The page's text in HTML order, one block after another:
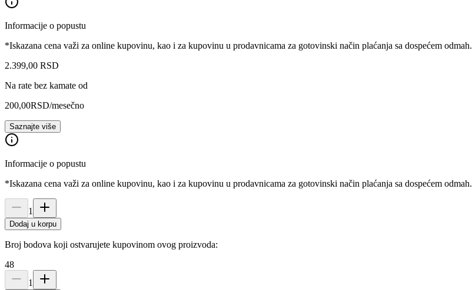
Informacije o popustu
*Iskazana cena važi za online kupovinu, kao i za kupovinu u prodavnicama za gotovinski način plaćanja sa dospećem odmah.
2.399,00 RSD
Na rate bez kamate od
200,00RSD/mesečno
Saznajte više
Informacije o popustu
*Iskazana cena važi za online kupovinu, kao i za kupovinu u prodavnicama za gotovinski način plaćanja sa dospećem odmah.
1
Dodaj u korpu
Broj bodova koji ostvarujete kupovinom ovog proizvoda:
48
1